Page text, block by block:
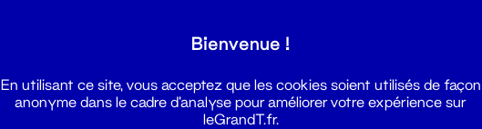
Bienvenue !
En utilisant ce site, vous acceptez que les cookies soient utilisés de façon
anonyme dans le cadre d'analyse pour améliorer votre expérience sur
leGrandT.fr.